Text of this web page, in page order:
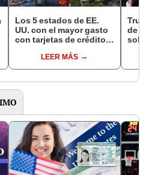
Los 5 estados de EE.
UU. con el mayor gasto
con tarjetas de crédito
US$6 al mes por
persona
LEER MÁS
de